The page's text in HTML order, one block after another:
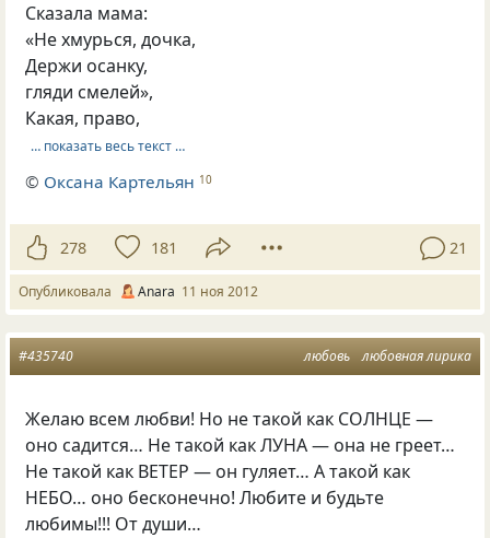
Сказала мама:
«Не хмурься, дочка,
Держи осанку,
гляди смелей»,
Какая, право,
… показать весь текст …
© Оксана Картельян 10
278 181 21
Опубликовала Anara 11 ноя 2012
любовь любовная лирика
#435740
Желаю всем любви! Но не такой как СОЛНЦЕ —
оно садится… Не такой как ЛУНА — она не греет…
Не такой как ВЕТЕР — он гуляет… А такой как
НЕБО… оно бесконечно! Любите и будьте
любимы!!! От души…